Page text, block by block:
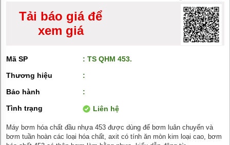
THỰC
BƠM
THÙNG
PHUY
Tải báo giá để
xem giá
Mã SP
: TS QHM 453.
Thương hiệu
:
Bảo hành
:
Tình trạng
Liên hệ
Máy bơm hóa chất đầu nhựa 453 được dùng để bơm luân chuyển và
bơm tuần hoàn các loại hóa chất, axit có tính ăn mòn kim loại cao, bơm